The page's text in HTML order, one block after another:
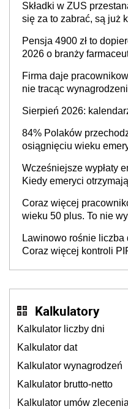
Składki w ZUS
się za to zabrać, są już
Pensja 4900 zł to
2026 o branży
Firma daje
nie tracąc
Sierpień 2026:
84% Polaków
osiągnięciu wieku
stanie? Pracownicy
gospodarki
Wcześniejsze wypłaty
Kiedy emeryci
Coraz więcej
wieku 50 plus. To nie
Lawinowo rośnie
Coraz więcej kontroli
Kalkulatory
Kalkulator liczby dni
Kalkulator dat
Kalkulator wynagrodzeń
Kalkulator brutto-netto
Kalkulator umów zlecenia